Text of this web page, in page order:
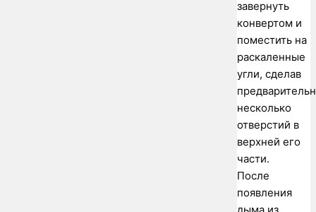
завернуть
конвертом и
поместить на
раскаленные
угли, сделав
несколько
отверстий в
верхней его
части.
После
появления